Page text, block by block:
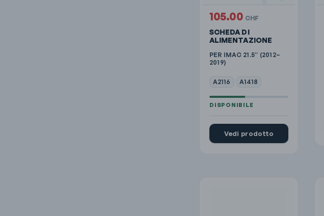
SCHEDA DI
ALIMENTAZIONE
PER IMAC 21.5″ (2012–
2019)
A2116 A1418
105.00 CHF
Vedi prodotto